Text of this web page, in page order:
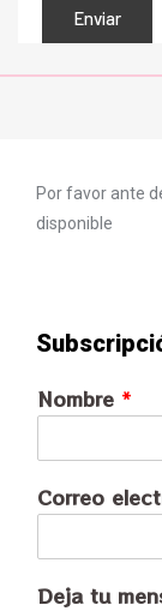
Por favor ante
disponible
Nombre *
Correo
Deja tu